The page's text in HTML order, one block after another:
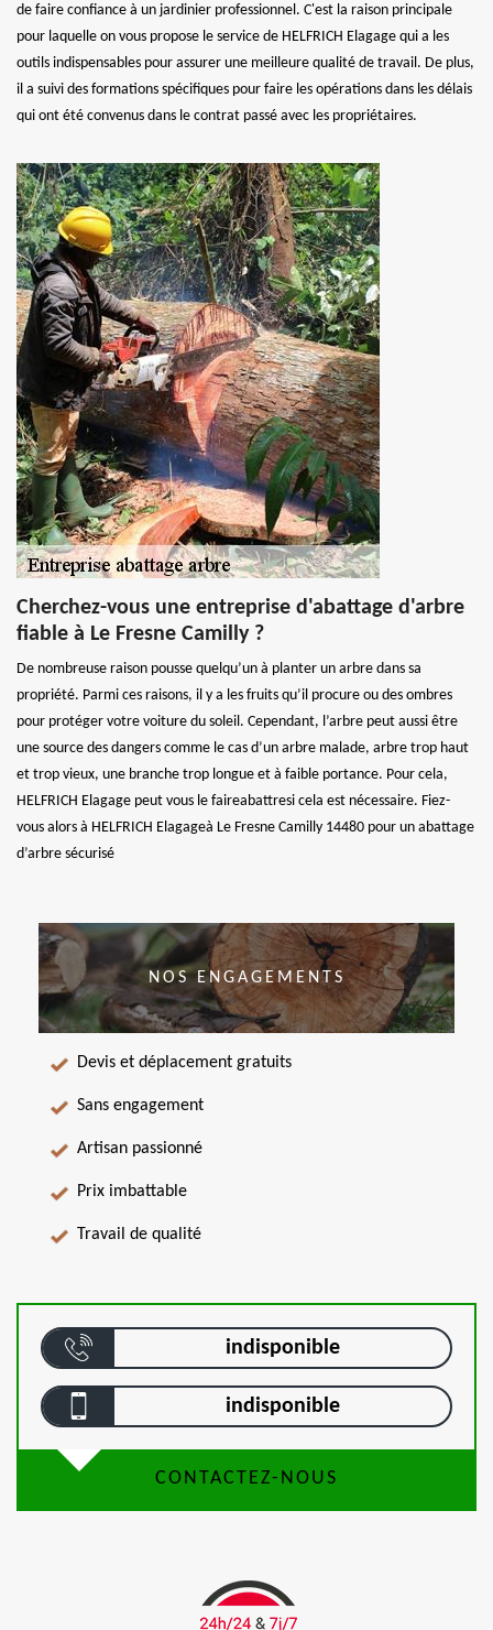
de faire confiance à un jardinier professionnel. C'est la raison principale
pour laquelle on vous propose le service de HELFRICH Elagage qui a les
outils indispensables pour assurer une meilleure qualité de travail. De plus,
il a suivi des formations spécifiques pour faire les opérations dans les délais
qui ont été convenus dans le contrat passé avec les propriétaires.
Cherchez-vous une entreprise d'abattage d'arbre
fiable à Le Fresne Camilly ?
De nombreuse raison pousse quelqu’un à planter un arbre dans sa
propriété. Parmi ces raisons, il y a les fruits qu’il procure ou des ombres
pour protéger votre voiture du soleil. Cependant, l’arbre peut aussi être
une source des dangers comme le cas d’un arbre malade, arbre trop haut
et trop vieux, une branche trop longue et à faible portance. Pour cela,
HELFRICH Elagage peut vous le faireabattresi cela est nécessaire. Fiez-
vous alors à HELFRICH Elagageà Le Fresne Camilly 14480 pour un abattage
d’arbre sécurisé
NOS ENGAGEMENTS
Devis et déplacement gratuits
Sans engagement
Artisan passionné
Prix imbattable
Travail de qualité
indisponible
indisponible
CONTACTEZ-NOUS